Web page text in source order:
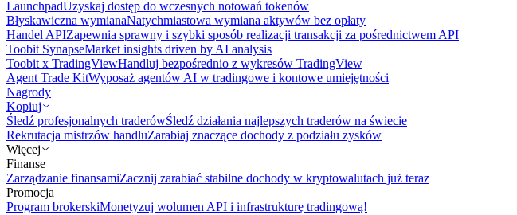
LaunchpadUzyskaj dostęp do wczesnych notowań tokenów
Błyskawiczna wymianaNatychmiastowa wymiana aktywów bez opłaty
Handel APIZapewnia sprawny i szybki sposób realizacji transakcji za pośrednictwem API
Toobit SynapseMarket insights driven by AI analysis
Toobit x TradingViewHandluj bezpośrednio z wykresów TradingView
Agent Trade KitWyposaż agentów AI w tradingowe i kontowe umiejętności
Nagrody
Kopiuj
Śledź profesjonalnych traderówŚledź działania najlepszych traderów na świecie
Rekrutacja mistrzów handluZarabiaj znaczące dochody z podziału zysków
Więcej
Finanse
Zarządzanie finansamiZacznij zarabiać stabilne dochody w kryptowalutach już teraz
Promocja
Program brokerskiMonetyzuj wolumen API i infrastrukturę tradingową!